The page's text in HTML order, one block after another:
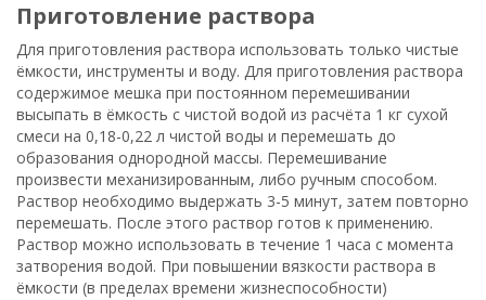
приготовление раствора
Для приготовления раствора использовать только чистые
ёмкости, инструменты и воду. Для приготовления раствора
содержимое мешка при постоянном перемешивании
высыпать в ёмкость с чистой водой из расчёта 1 кг сухой
смеси на 0,18-0,22 л чистой воды и перемешать до
образования однородной массы. Перемешивание
произвести механизированным, либо ручным способом.
Раствор необходимо выдержать 3-5 минут, затем повторно
перемешать. После этого раствор готов к применению.
Раствор можно использовать в течение 1 часа с момента
затворения водой. При повышении вязкости раствора в
ёмкости (в пределах времени жизнеспособности)